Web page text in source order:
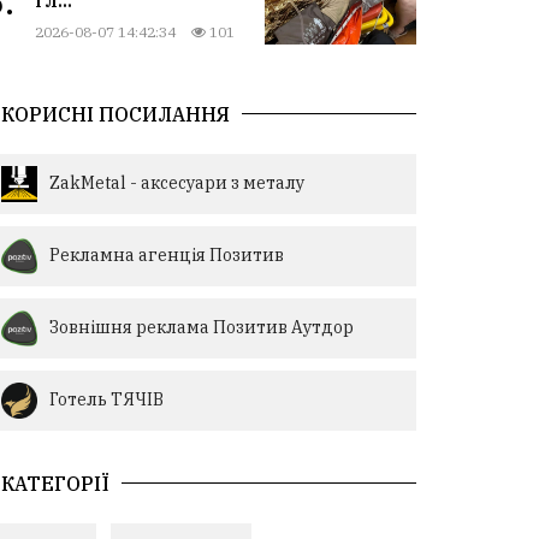
2026-08-07 14:42:34 101
КОРИСНІ ПОСИЛАННЯ
ZakMetal - аксесуари з металу
Рекламна агенція Позитив
Зовнішня реклама Позитив Аутдор
Готель ТЯЧІВ
КАТЕГОРІЇ